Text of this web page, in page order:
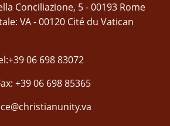
Conciliazione, 5 - 00193 Rome
VA - 00120 Cité du Vatican
06 698 83072
+39 06 698 85365